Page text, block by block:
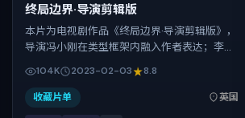
终局边界·导演剪辑版
本片为电视剧作品《终局边界·导演剪辑版》，
导演冯小刚在类型框架内融入作者表达；李秉
中承担多重关系线。故事类型为动作，主拍摄
地与出品背景为英国。上映时间 2023年2月3
104K 2023-02-03 8.8
收藏片单 英国